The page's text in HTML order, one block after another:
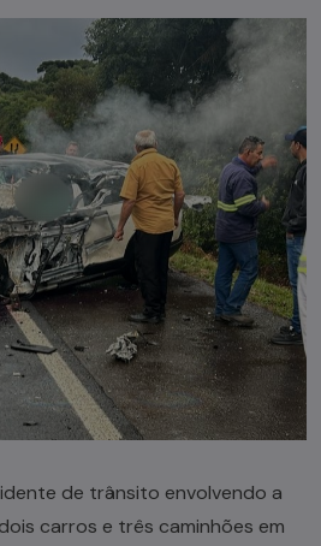
de trânsito envolvendo a
carros e três caminhões em